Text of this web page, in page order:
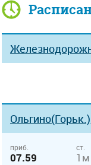
Ольгино(Горьк.)
приб.
07.59
ст.
1м